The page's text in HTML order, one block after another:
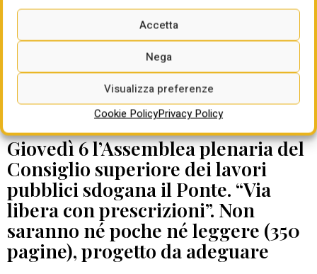
Accetta
Nega
Visualizza preferenze
Cookie PolicyPrivacy Policy
DATE DA RICORDARE
Giovedì 6 l’Assemblea plenaria del
Consiglio superiore dei lavori
pubblici sdogana il Ponte. “Via
libera con prescrizioni”. Non
saranno né poche né leggere (350
pagine), progetto da adeguare